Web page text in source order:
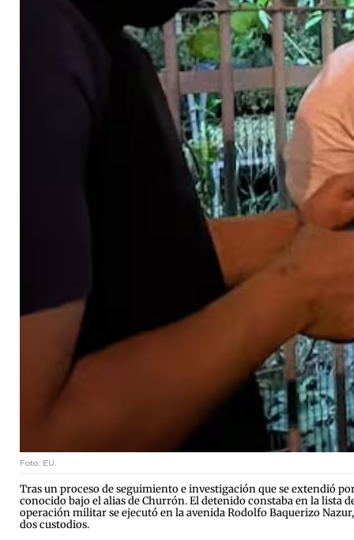
Foto: EU.
Tras un proceso de seguimiento e investigación que se extendió
conocido bajo el alias de Churrón. El detenido constaba en la lista
operación militar se ejecutó en la avenida Rodolfo Baquerizo
dos custodios.